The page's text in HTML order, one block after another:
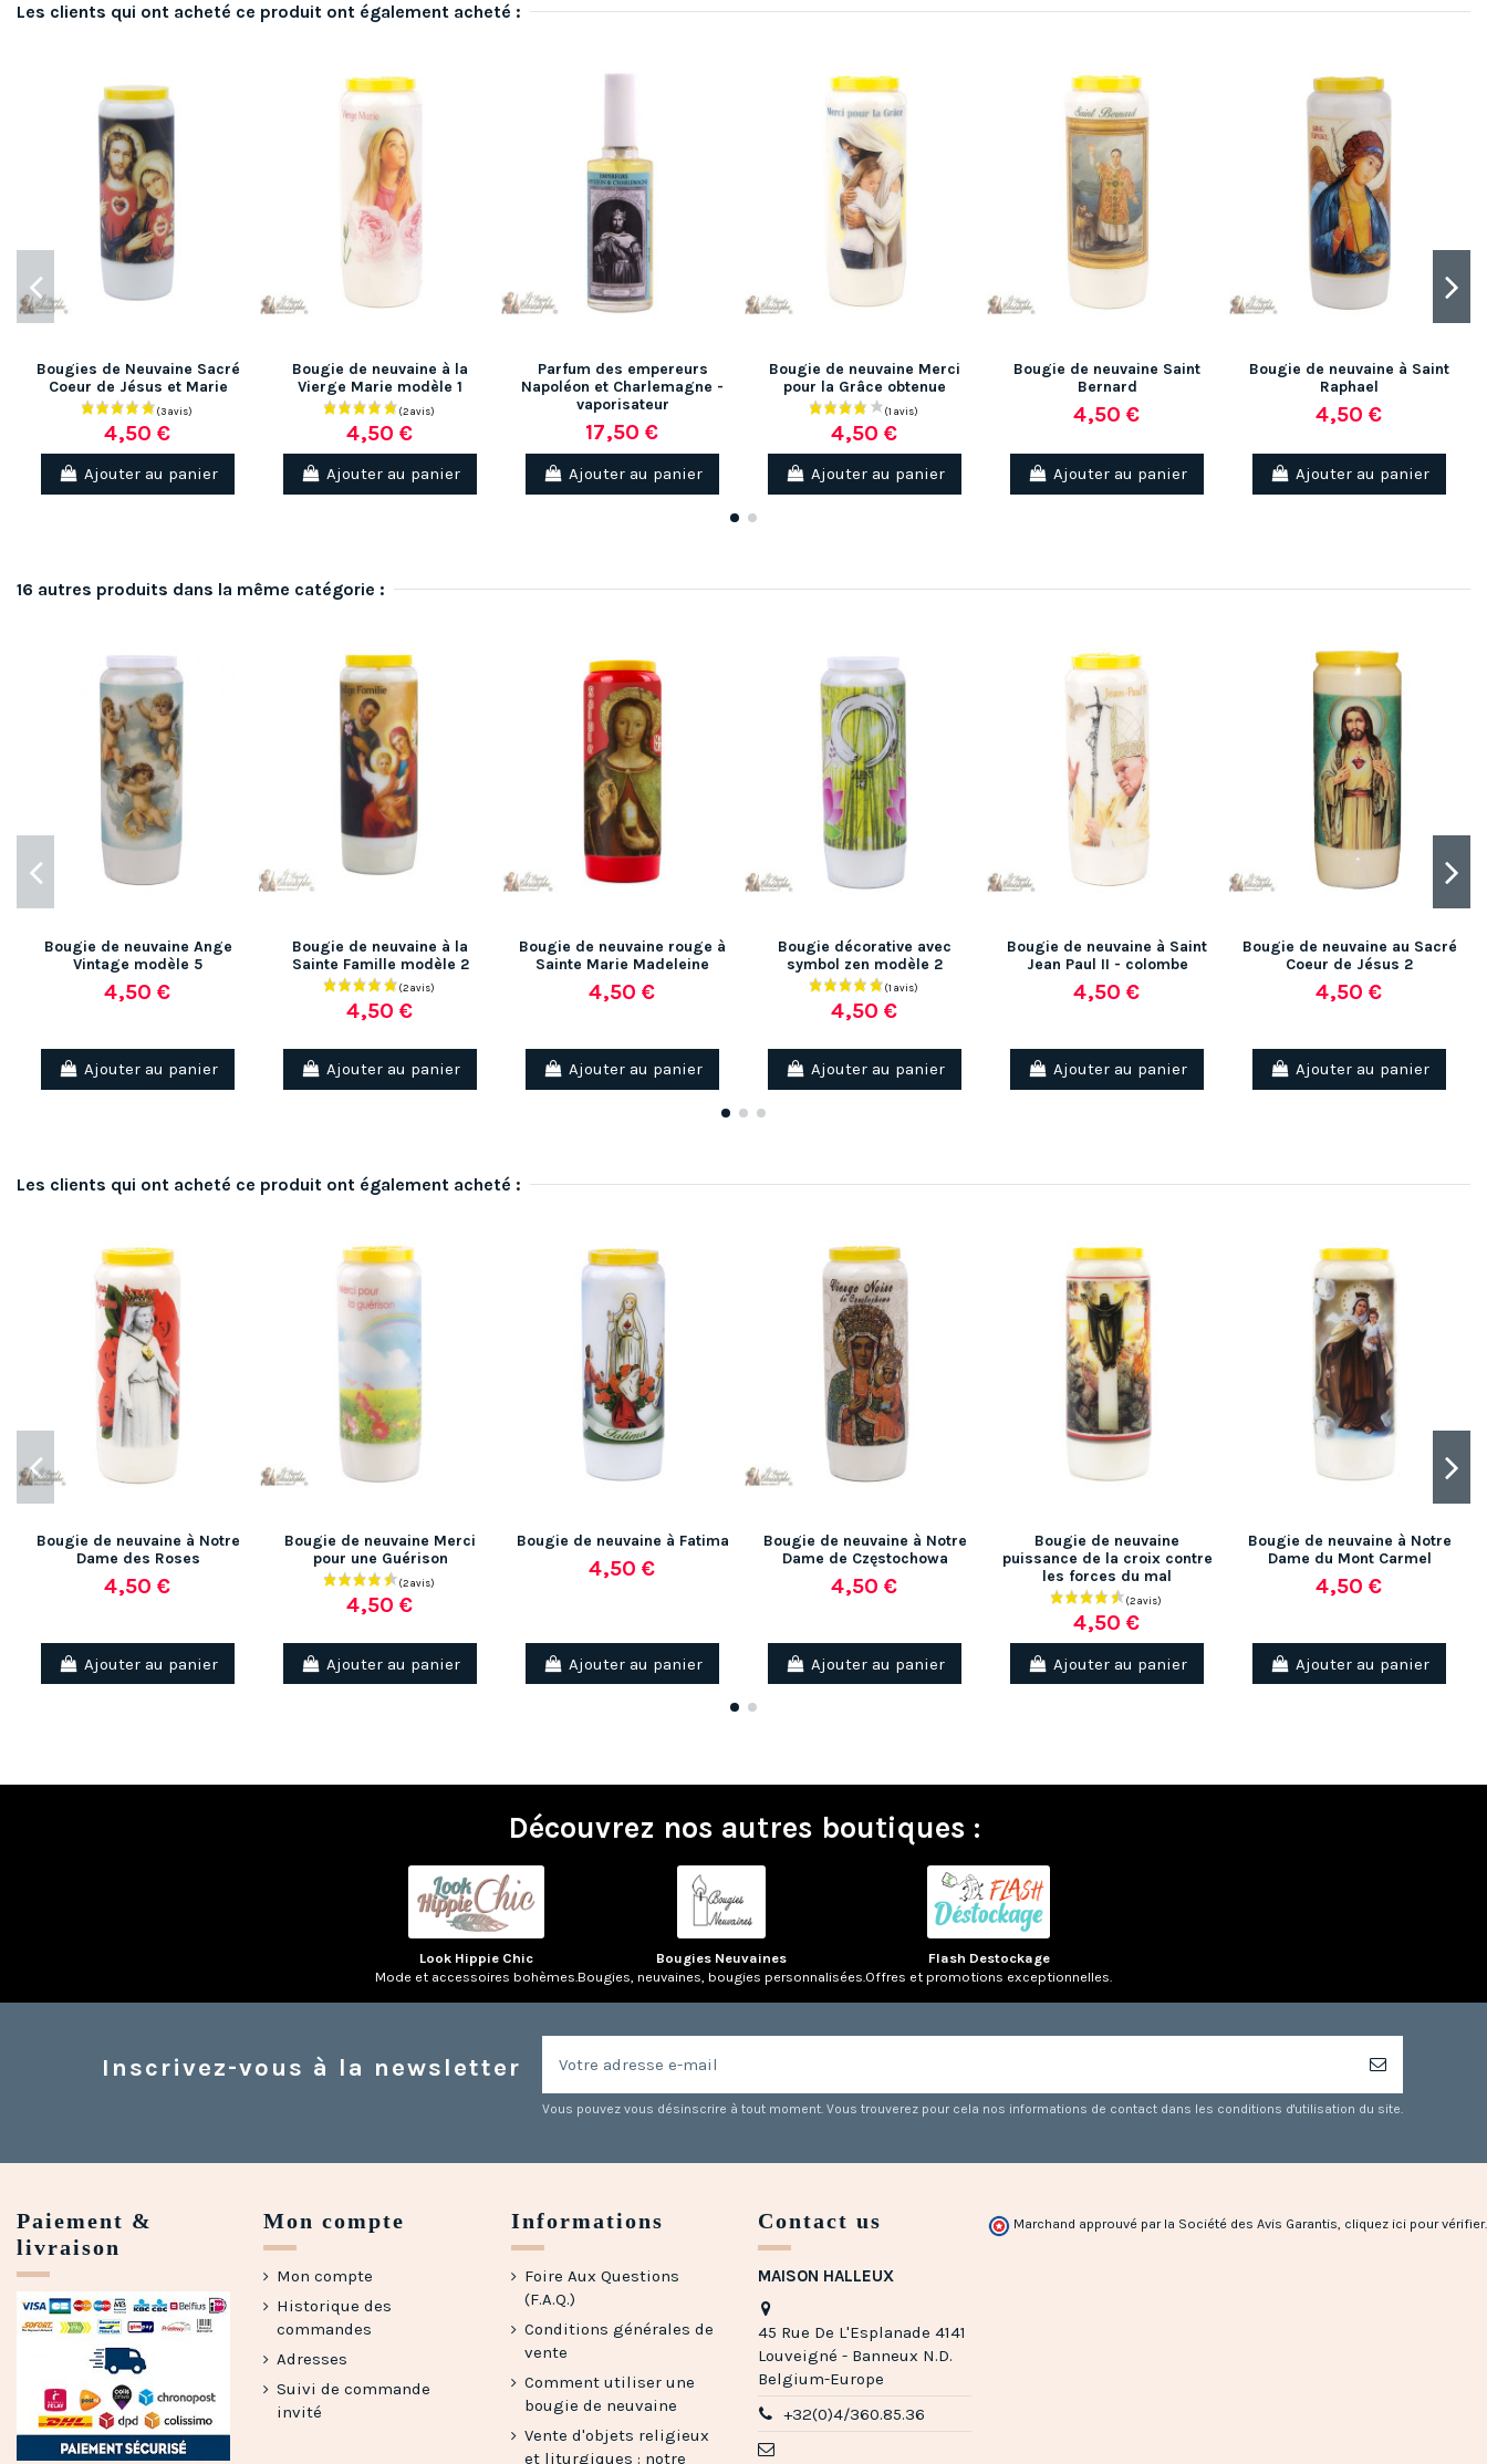
Les clients qui ont acheté ce produit ont également acheté :
Bougies de Neuvaine Sacré
Coeur de Jésus et Marie
4,50 €
Ajouter au panier
Bougie de neuvaine à la
Vierge Marie modèle 1
4,50 €
Ajouter au panier
Parfum des empereurs
Napoléon et Charlemagne -
vaporisateur
17,50 €
Ajouter au panier
Bougie de neuvaine Merci
pour la Grâce obtenue
4,50 €
Ajouter au panier
Bougie de neuvaine Saint
Bernard
4,50 €
Ajouter au panier
Bougie de neuvaine à Saint
Raphael
4,50 €
Ajouter au panier
16 autres produits dans la même catégorie :
Bougie de neuvaine Ange
Vintage modèle 5
4,50 €
Ajouter au panier
Bougie de neuvaine à la
Sainte Famille modèle 2
4,50 €
Ajouter au panier
Bougie de neuvaine rouge à
Sainte Marie Madeleine
4,50 €
Ajouter au panier
Bougie décorative avec
symbol zen modèle 2
4,50 €
Ajouter au panier
Bougie de neuvaine à Saint
Jean Paul II - colombe
4,50 €
Ajouter au panier
Bougie de neuvaine au Sacré
Coeur de Jésus 2
4,50 €
Ajouter au panier
Les clients qui ont acheté ce produit ont également acheté :
Bougie de neuvaine à Notre
Dame des Roses
4,50 €
Ajouter au panier
Bougie de neuvaine Merci
pour une Guérison
4,50 €
Ajouter au panier
Bougie de neuvaine à Fatima
4,50 €
Ajouter au panier
Bougie de neuvaine à Notre
Dame de Częstochowa
4,50 €
Ajouter au panier
Bougie de neuvaine
puissance de la croix contre
les forces du mal
4,50 €
Ajouter au panier
Bougie de neuvaine à Notre
Dame du Mont Carmel
4,50 €
Ajouter au panier
Découvrez nos autres boutiques :
Look Hippie Chic
Mode et accessoires bohèmes.
Bougies Neuvaines
Bougies, neuvaines, bougies personnalisées.
Flash Destockage
Offres et promotions exceptionnelles.
Inscrivez-vous à la newsletter
Vous pouvez vous désinscrire à tout moment. Vous trouverez pour cela nos informations de contact dans les conditions d'utilisation du site.
Paiement &
livraison
Mon compte
Mon compte
Historique des
commandes
Adresses
Suivi de commande
invité
Informations
Foire Aux Questions
(F.A.Q.)
Conditions générales de
vente
Comment utiliser une
bougie de neuvaine
Vente d'objets religieux
et liturgiques : notre
Contact us
MAISON HALLEUX
45 Rue De L'Esplanade 4141
Louveigné - Banneux N.D.
Belgium-Europe
+32(0)4/360.85.36
Marchand approuvé par la Société des Avis Garantis, cliquez ici pour vérifier.